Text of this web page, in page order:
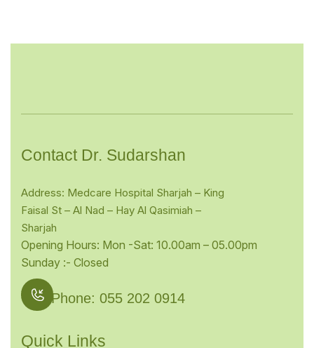
Contact Dr. Sudarshan
Address: Medcare Hospital Sharjah – King
Faisal St – Al Nad – Hay Al Qasimiah –
Sharjah
Opening Hours: Mon -Sat: 10.00am – 05.00pm
Sunday :- Closed
Phone: 055 202 0914
Quick Links